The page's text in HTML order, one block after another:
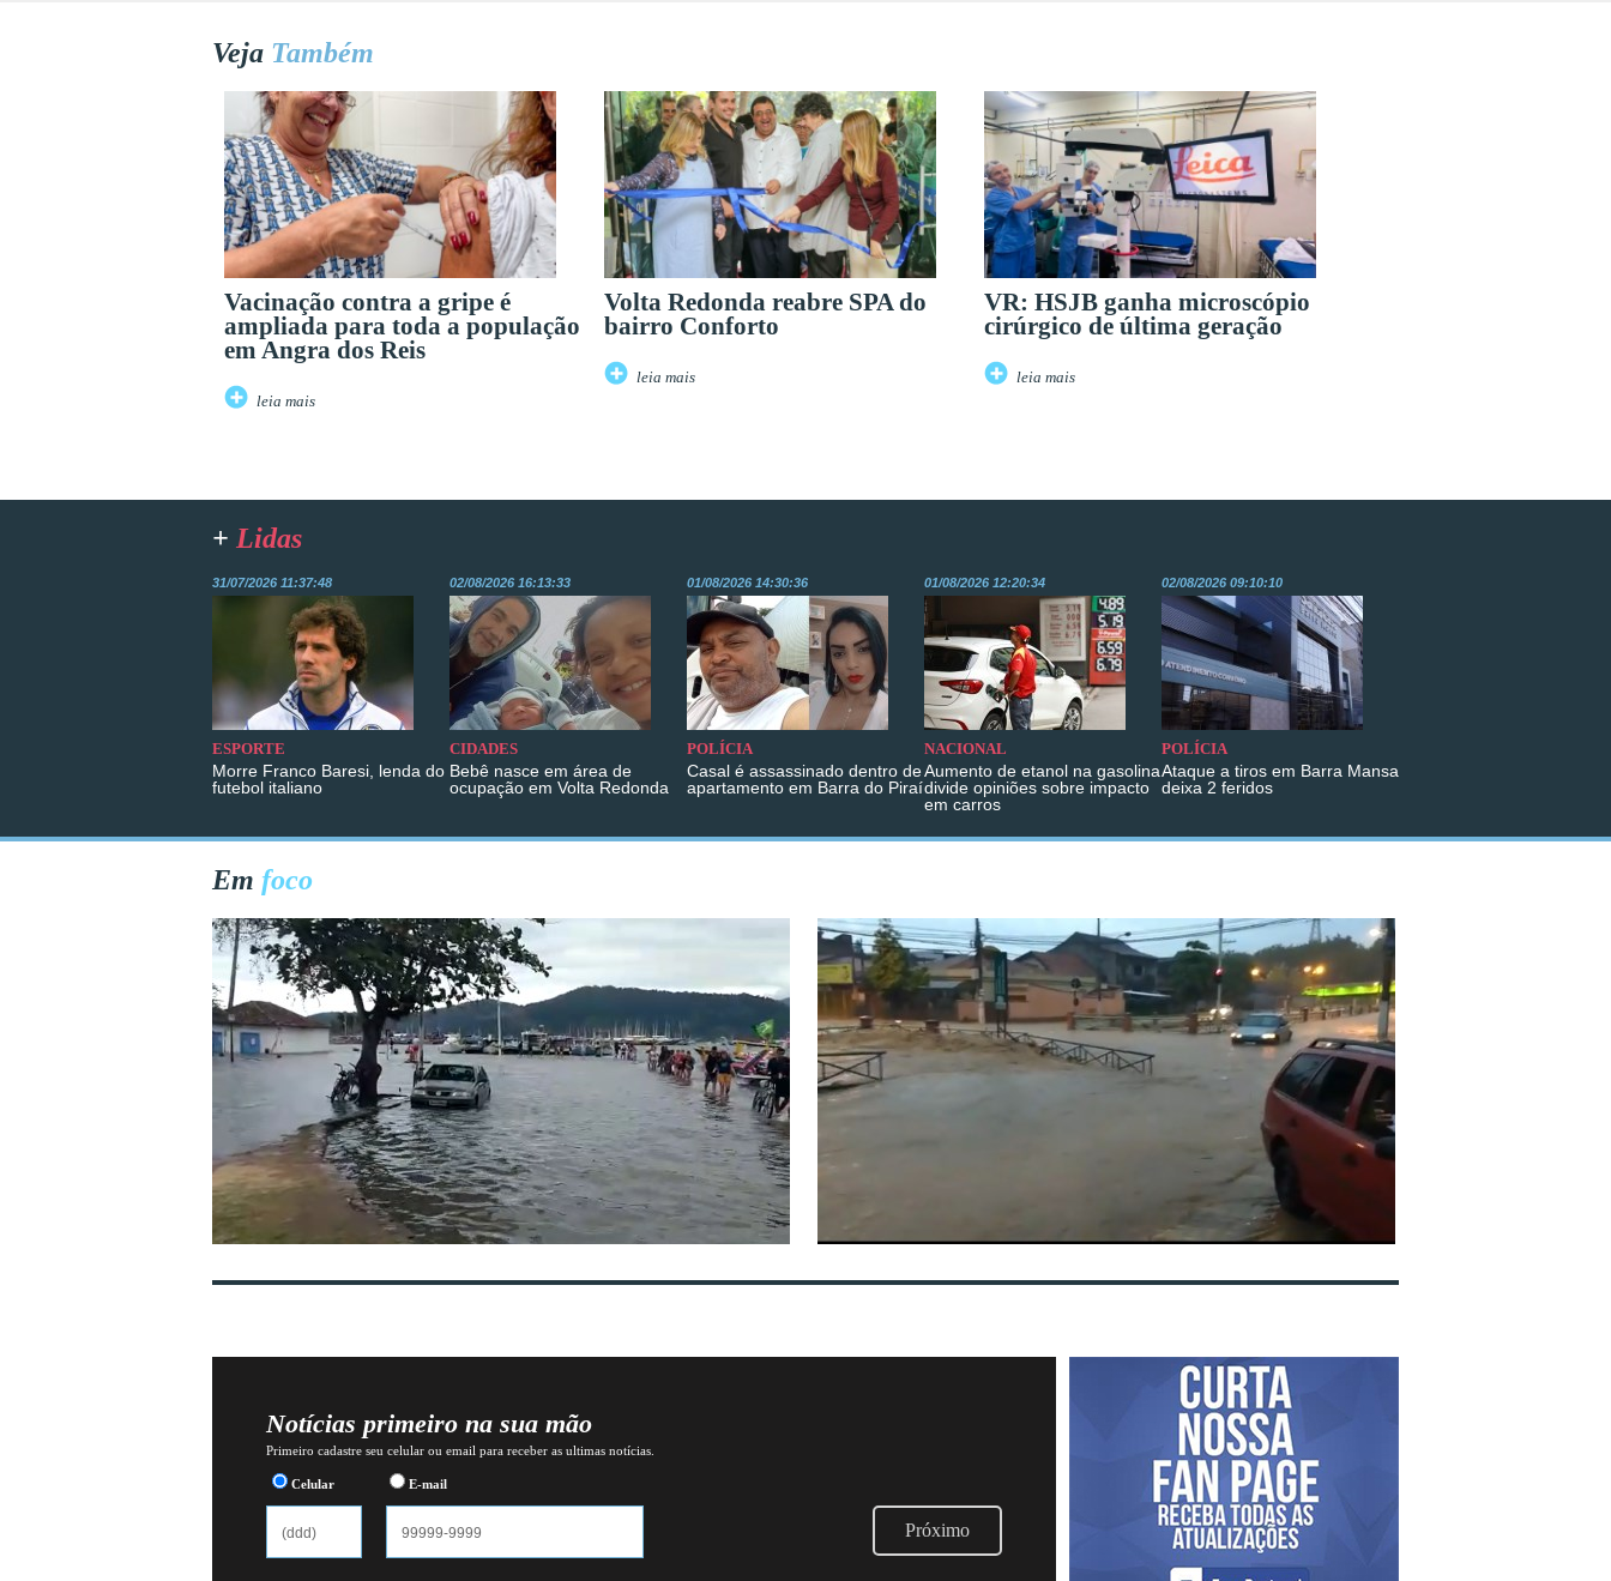
Veja Também
Vacinação contra a gripe é
ampliada para toda a população
em Angra dos Reis
leia mais
Volta Redonda reabre SPA do
bairro Conforto
leia mais
VR: HSJB ganha microscópio
cirúrgico de última geração
leia mais
+ Lidas
31/07/2026 11:37:48
ESPORTE
Morre Franco Baresi, lenda do
futebol italiano
02/08/2026 16:13:33
CIDADES
Bebê nasce em área de
ocupação em Volta Redonda
01/08/2026 14:30:36
POLÍCIA
Casal é assassinado dentro de
apartamento em Barra do Piraí
01/08/2026 12:20:34
NACIONAL
Aumento de etanol na gasolina
divide opiniões sobre impacto
em carros
02/08/2026 09:10:10
POLÍCIA
Ataque a tiros em Barra Mansa
deixa 2 feridos
Em foco
Notícias primeiro na sua mão
Primeiro cadastre seu celular ou email para receber as ultimas notícias.
Celular E-mail
Próximo